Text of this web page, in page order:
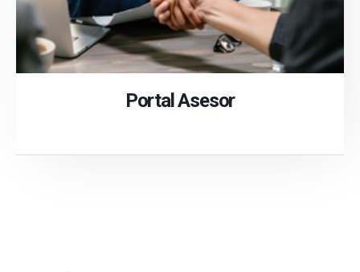
Portal Asesor